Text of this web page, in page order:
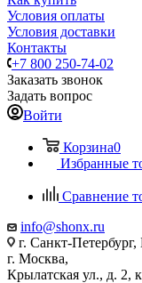
Условия оплаты
Условия доставки
Контакты
+7 800 250-74-02
Заказать звонок
Задать вопрос
Войти
Корзина0
Избранные
Сравнение
info@shonx.ru
г. Санкт-
г. Москва,
Крылатская ул., д. 2,